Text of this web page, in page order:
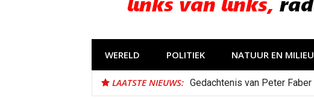
WERELD POLITIEK NATUUR EN MILIEU
LAATSTE NIEUWS: Gedachtenis van Peter Faber